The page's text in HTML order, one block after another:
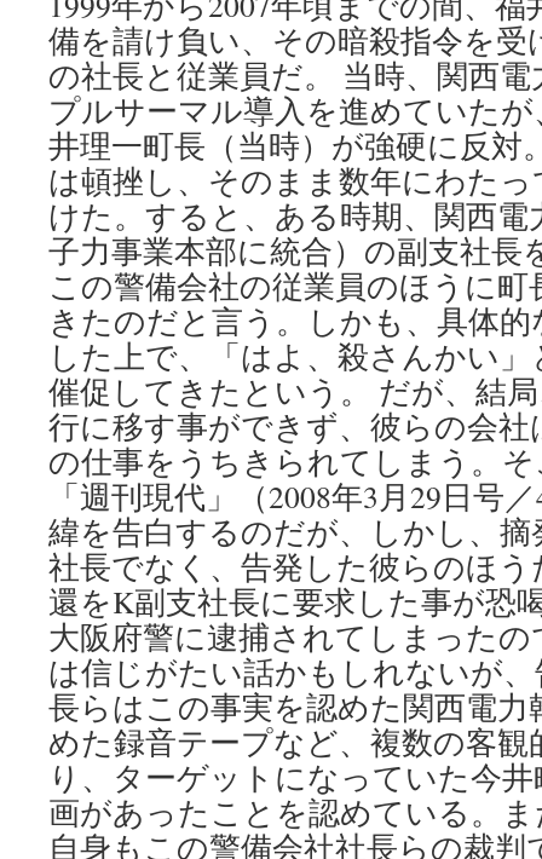
備を請け負い、その暗殺指令を
の社長と従業員だ。 当時、関西
プルサーマル導入を進めていた
井理一町長（当時）が強硬に反対
は頓挫し、そのまま数年にわた
けた。すると、ある時期、関西電
子力事業本部に統合）の副支社長
この警備会社の従業員のほうに
きたのだと言う。しかも、具体
した上で、「はよ、殺さんかい
催促してきたという。 だが、結
行に移す事ができず、彼らの会
の仕事をうちきられてしまう。
「週刊現代」（2008年3月29日号
緯を告白するのだが、しかし、
社長でなく、告発した彼らのほ
還をK副支社長に要求した事が恐
大阪府警に逮捕されてしまった
は信じがたい話かもしれないが
長らはこの事実を認めた関西電
めた録音テープなど、複数の客
り、ターゲットになっていた今
画があったことを認めている。
自身もこの警備会社社長らの裁判